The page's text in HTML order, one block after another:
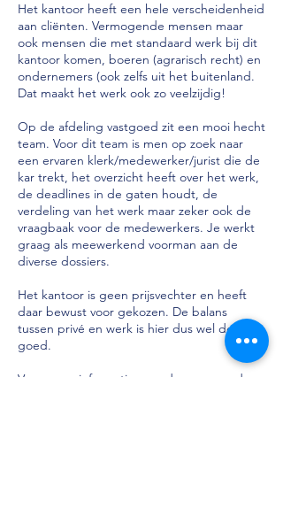
Het kantoor heeft een hele verscheidenheid
aan cliënten. Vermogende mensen maar
ook mensen die met standaard werk bij dit
kantoor komen, boeren (agrarisch recht) en
ondernemers (ook zelfs uit het buitenland.
Dat maakt het werk ook zo veelzijdig!
Op de afdeling vastgoed zit een mooi hecht
team. Voor dit team is men op zoek naar
een ervaren klerk/medewerker/jurist die de
kar trekt, het overzicht heeft over het werk,
de deadlines in de gaten houdt, de
verdeling van het werk maar zeker ook de
vraagbaak voor de medewerkers. Je werkt
graag als meewerkend voorman aan de
diverse dossiers.
Het kantoor is geen prijsvechter en heeft
daar bewust voor gekozen. De balans
tussen privé en werk is hier dus wel degelijk
goed.
Voor meer informatie over de mensen, de